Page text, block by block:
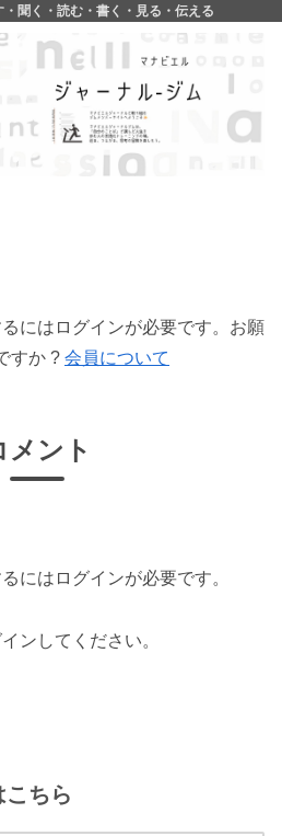
聞く・読む・書く・見る・伝える
にはログインが必要です。お願
すか ? 会員について
メント
にはログインが必要です。
ンしてください。
ちら